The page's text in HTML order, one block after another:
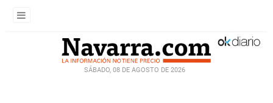
SÁBADO, 08 DE AGOSTO DE 2026